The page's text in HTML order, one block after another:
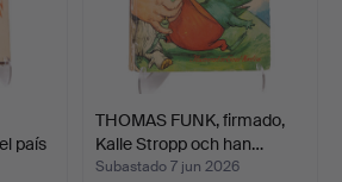
país
THOMAS FUNK, firmado,
Kalle Stropp och han…
Subastado 7 jun 2026